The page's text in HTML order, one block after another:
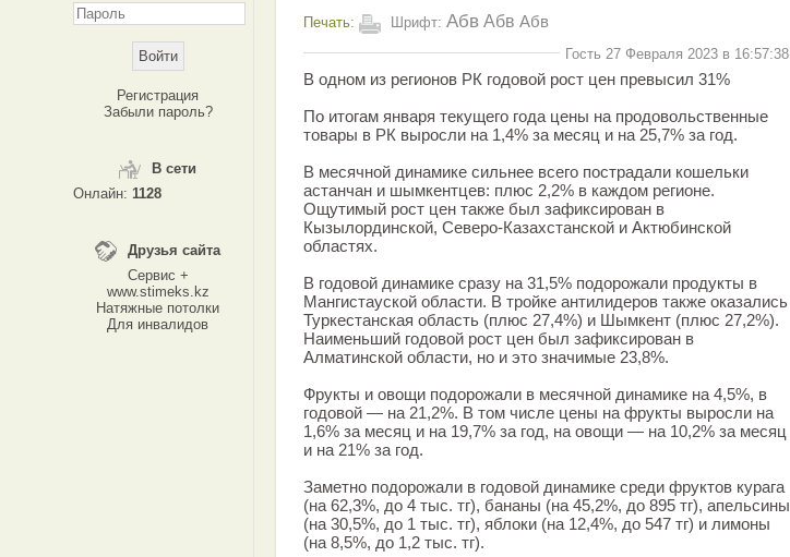
Регистрация
Забыли пароль?
В сети
Онлайн: 1128
Друзья сайта
Сервис +
www.stimeks.kz
Натяжные потолки
Для инвалидов
Печать: Шрифт: Абв Абв Абв
Гость 27 Февраля 2023 в 16:57:38
В одном из регионов РК годовой рост цен превысил 31%
По итогам января текущего года цены на продовольственные
товары в РК выросли на 1,4% за месяц и на 25,7% за год.
В месячной динамике сильнее всего пострадали кошельки
астанчан и шымкентцев: плюс 2,2% в каждом регионе.
Ощутимый рост цен также был зафиксирован в
Кызылординской, Северо-Казахстанской и Актюбинской
областях.
В годовой динамике сразу на 31,5% подорожали продукты в
Мангистауской области. В тройке антилидеров также оказались
Туркестанская область (плюс 27,4%) и Шымкент (плюс 27,2%).
Наименьший годовой рост цен был зафиксирован в
Алматинской области, но и это значимые 23,8%.
Фрукты и овощи подорожали в месячной динамике на 4,5%, в
годовой — на 21,2%. В том числе цены на фрукты выросли на
1,6% за месяц и на 19,7% за год, на овощи — на 10,2% за месяц
и на 21% за год.
Заметно подорожали в годовой динамике среди фруктов курага
(на 62,3%, до 4 тыс. тг), бананы (на 45,2%, до 895 тг), апельсины
(на 30,5%, до 1 тыс. тг), яблоки (на 12,4%, до 547 тг) и лимоны
(на 8,5%, до 1,2 тыс. тг).